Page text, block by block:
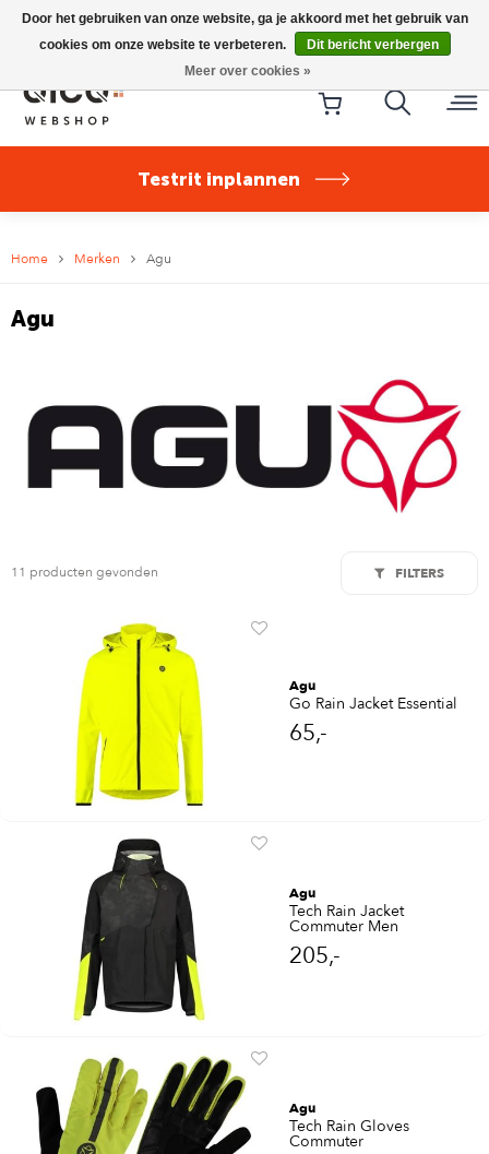
Riese & Müller Nevo5 Silent Core nu direct uit voorraad
leverbaar!
Testrit inplannen
Home Merken Agu
Agu
11 producten gevonden FILTERS
Agu
Go Rain Jacket Essential
65,-
Agu
Tech Rain Jacket
Commuter Men
205,-
Agu
Tech Rain Gloves
Commuter
Door het gebruiken van onze website, ga je akkoord met het gebruik van
cookies om onze website te verbeteren.
Dit bericht verbergen
Meer over cookies »